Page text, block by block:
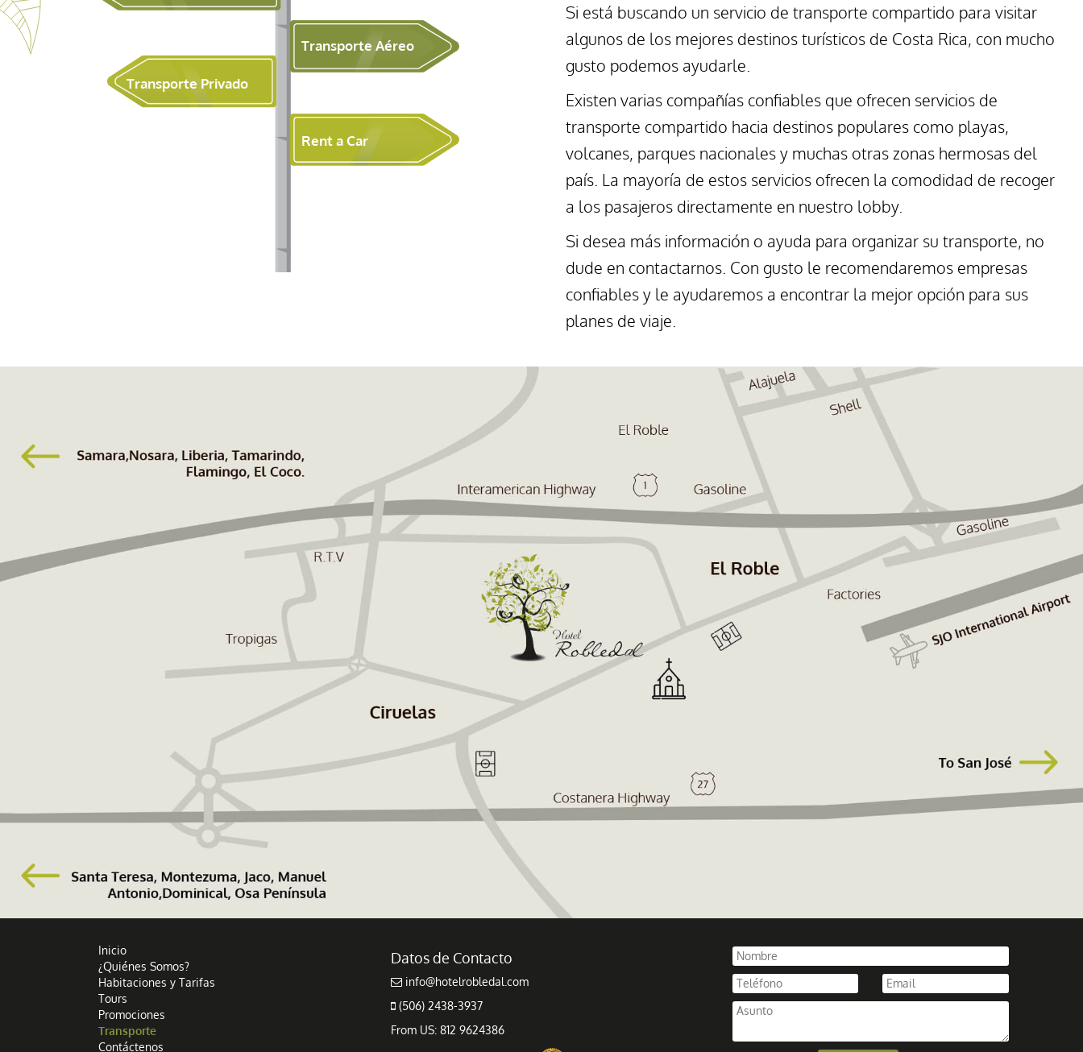
Transporte Privado
Transporte Aéreo
Rent a Car
Si está buscando un servicio de transporte compartido para visitar
algunos de los mejores destinos turísticos de Costa Rica, con mucho
gusto podemos ayudarle.
Existen varias compañías confiables que ofrecen servicios de
transporte compartido hacia destinos populares como playas,
volcanes, parques nacionales y muchas otras zonas hermosas del
país. La mayoría de estos servicios ofrecen la comodidad de recoger
a los pasajeros directamente en nuestro lobby.
Si desea más información o ayuda para organizar su transporte, no
dude en contactarnos. Con gusto le recomendaremos empresas
confiables y le ayudaremos a encontrar la mejor opción para sus
planes de viaje.
Inicio
¿Quiénes Somos?
Habitaciones y Tarifas
Tours
Promociones
Transporte
Contáctenos
Datos de Contacto
info@hotelrobledal.com
(506) 2438-3937
From US: 812 9624386